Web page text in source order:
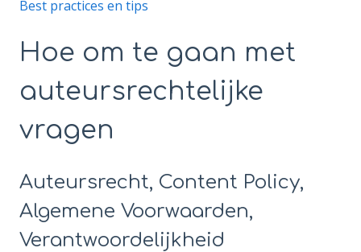
Best practices en tips
Hoe om te gaan met
auteursrechtelijke
vragen
Auteursrecht, Content Policy,
Algemene Voorwaarden,
Verantwoordelijkheid